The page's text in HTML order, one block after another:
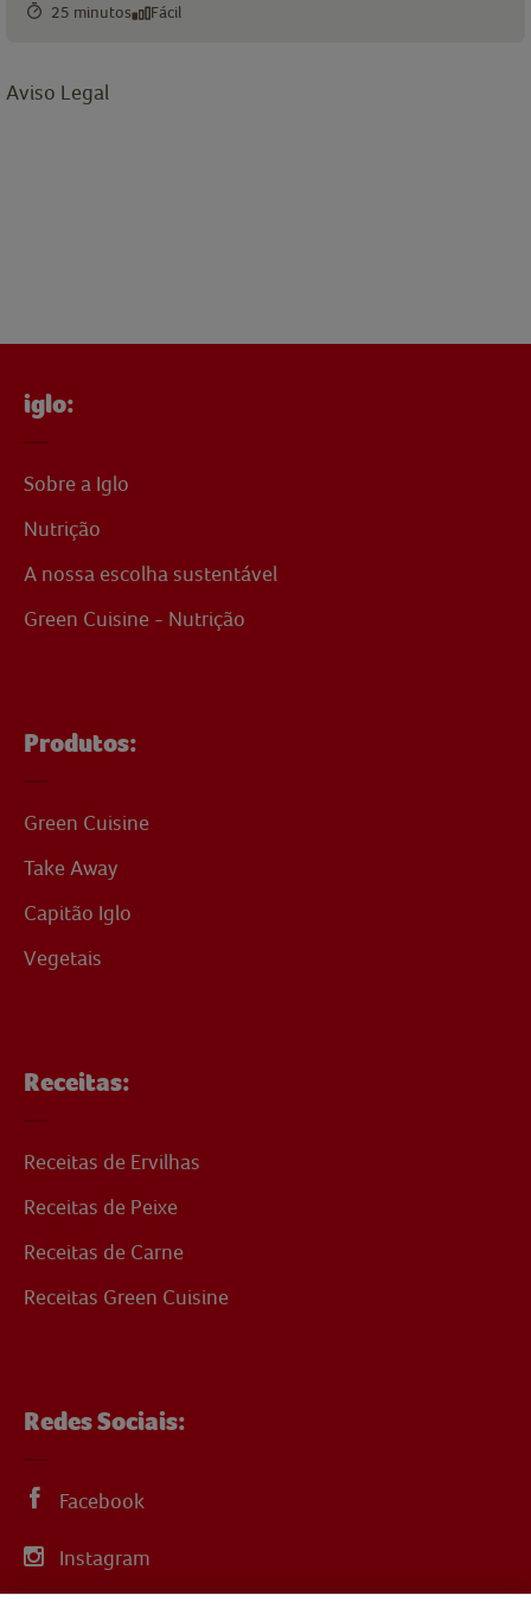
25 minutos Fácil
Aviso Legal
iglo:
Sobre a Iglo
Nutrição
A nossa escolha sustentável
Green Cuisine - Nutrição
Produtos:
Green Cuisine
Take Away
Capitão Iglo
Vegetais
Receitas:
Receitas de Ervilhas
Receitas de Peixe
Receitas de Carne
Receitas Green Cuisine
Redes Sociais:
Facebook
Instagram